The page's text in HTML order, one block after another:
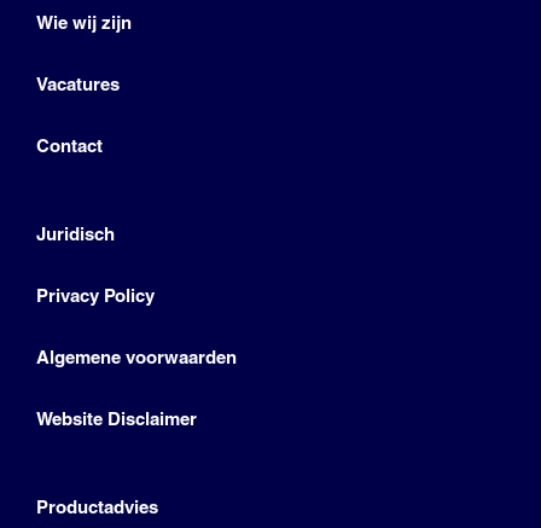
Wie wij zijn
Vacatures
Contact
Juridisch
Privacy Policy
Algemene voorwaarden
Website Disclaimer
Productadvies